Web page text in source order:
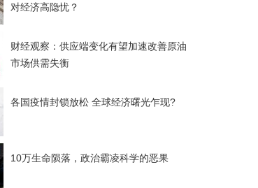
对经济高隐忧？
财经观察：供应端变化有望加速改善原油
市场供需失衡
各国疫情封锁放松 全球经济曙光乍现?
10万生命陨落，政治霸凌科学的恶果